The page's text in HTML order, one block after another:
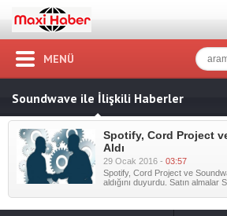
MENÜ
Soundwave ile İlişkili Haberler
Spotify, Cord Project
Aldı
29 Ocak 2016 - 03:57
Spotify, Cord Project ve
aldığını duyurdu. Satın almalar